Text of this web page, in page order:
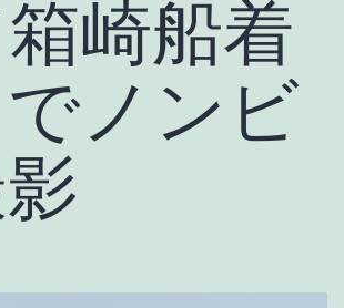
崎船着
ノンビ